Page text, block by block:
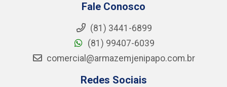
Fale Conosco
(81) 3441-6899
(81) 99407-6039
comercial@armazemjenipapo.com.br
Redes Sociais